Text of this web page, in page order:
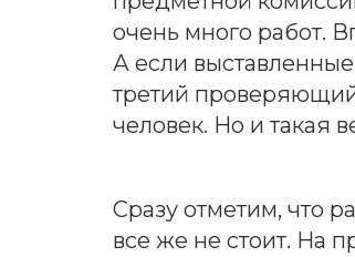
очень много работ.
А если
третий
человек. Но и такая
Сразу отметим, что
все же не стоит. На